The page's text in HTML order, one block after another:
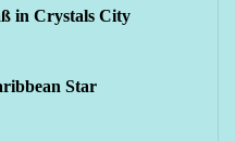
in Crystals City
Star